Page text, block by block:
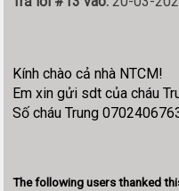
Kính chào cả nhà NTCM!
Em xin gửi sdt của cháu
Số cháu Trung
The following users thanked